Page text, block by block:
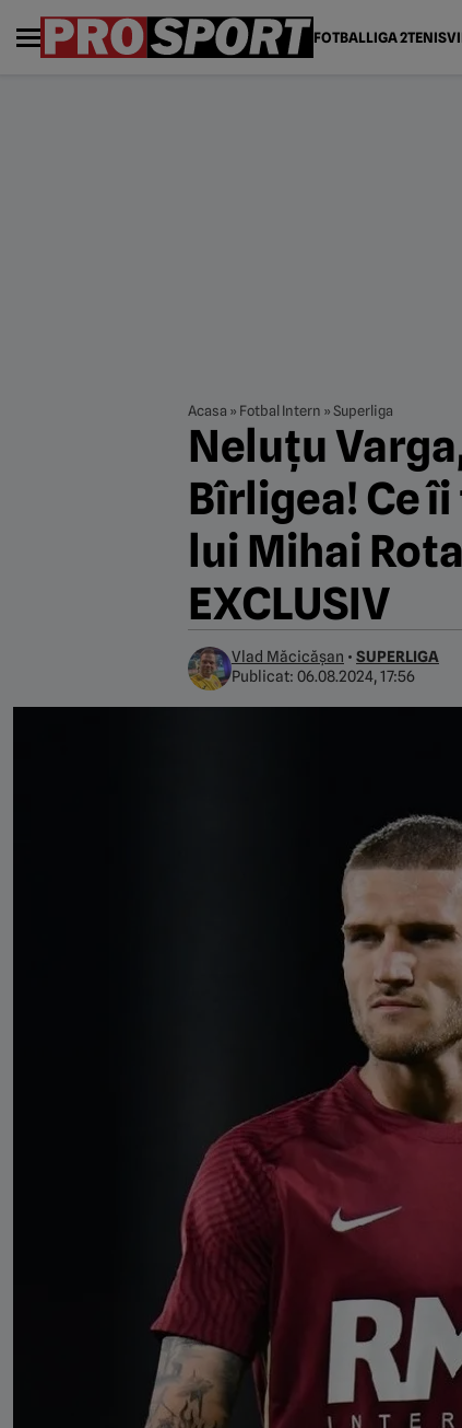
FOTBALLIGA 2TENIS
Acasa » Fotbal Intern »Superliga
Neluțu
Bîrligea! Ce
lui Mihai
EXCLUSIV
Vlad Măcicășan • SUPERLIGA
Publicat: 06.08.2024, 17:56